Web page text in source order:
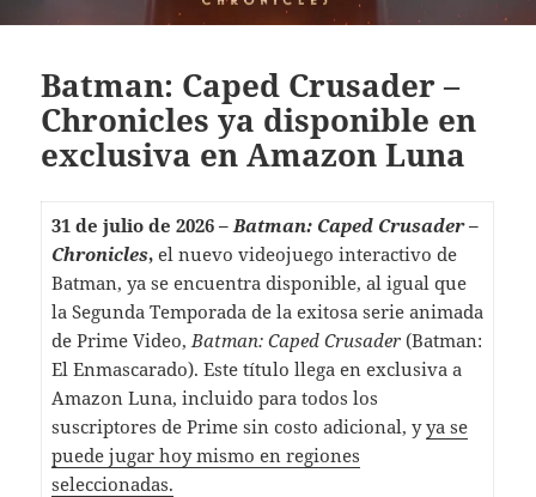
Batman: Caped Crusader –
Chronicles ya disponible en
exclusiva en Amazon Luna
31 de julio de 2026 – Batman: Caped Crusader –
Chronicles, el nuevo videojuego interactivo de
Batman, ya se encuentra disponible, al igual que
la Segunda Temporada de la exitosa serie animada
de Prime Video, Batman: Caped Crusader(Batman:
El Enmascarado). Este título llega en exclusiva a
Amazon Luna, incluido para todos los
suscriptores de Prime sin costo adicional, yya se
puede jugar hoy mismo en regiones
seleccionadas.